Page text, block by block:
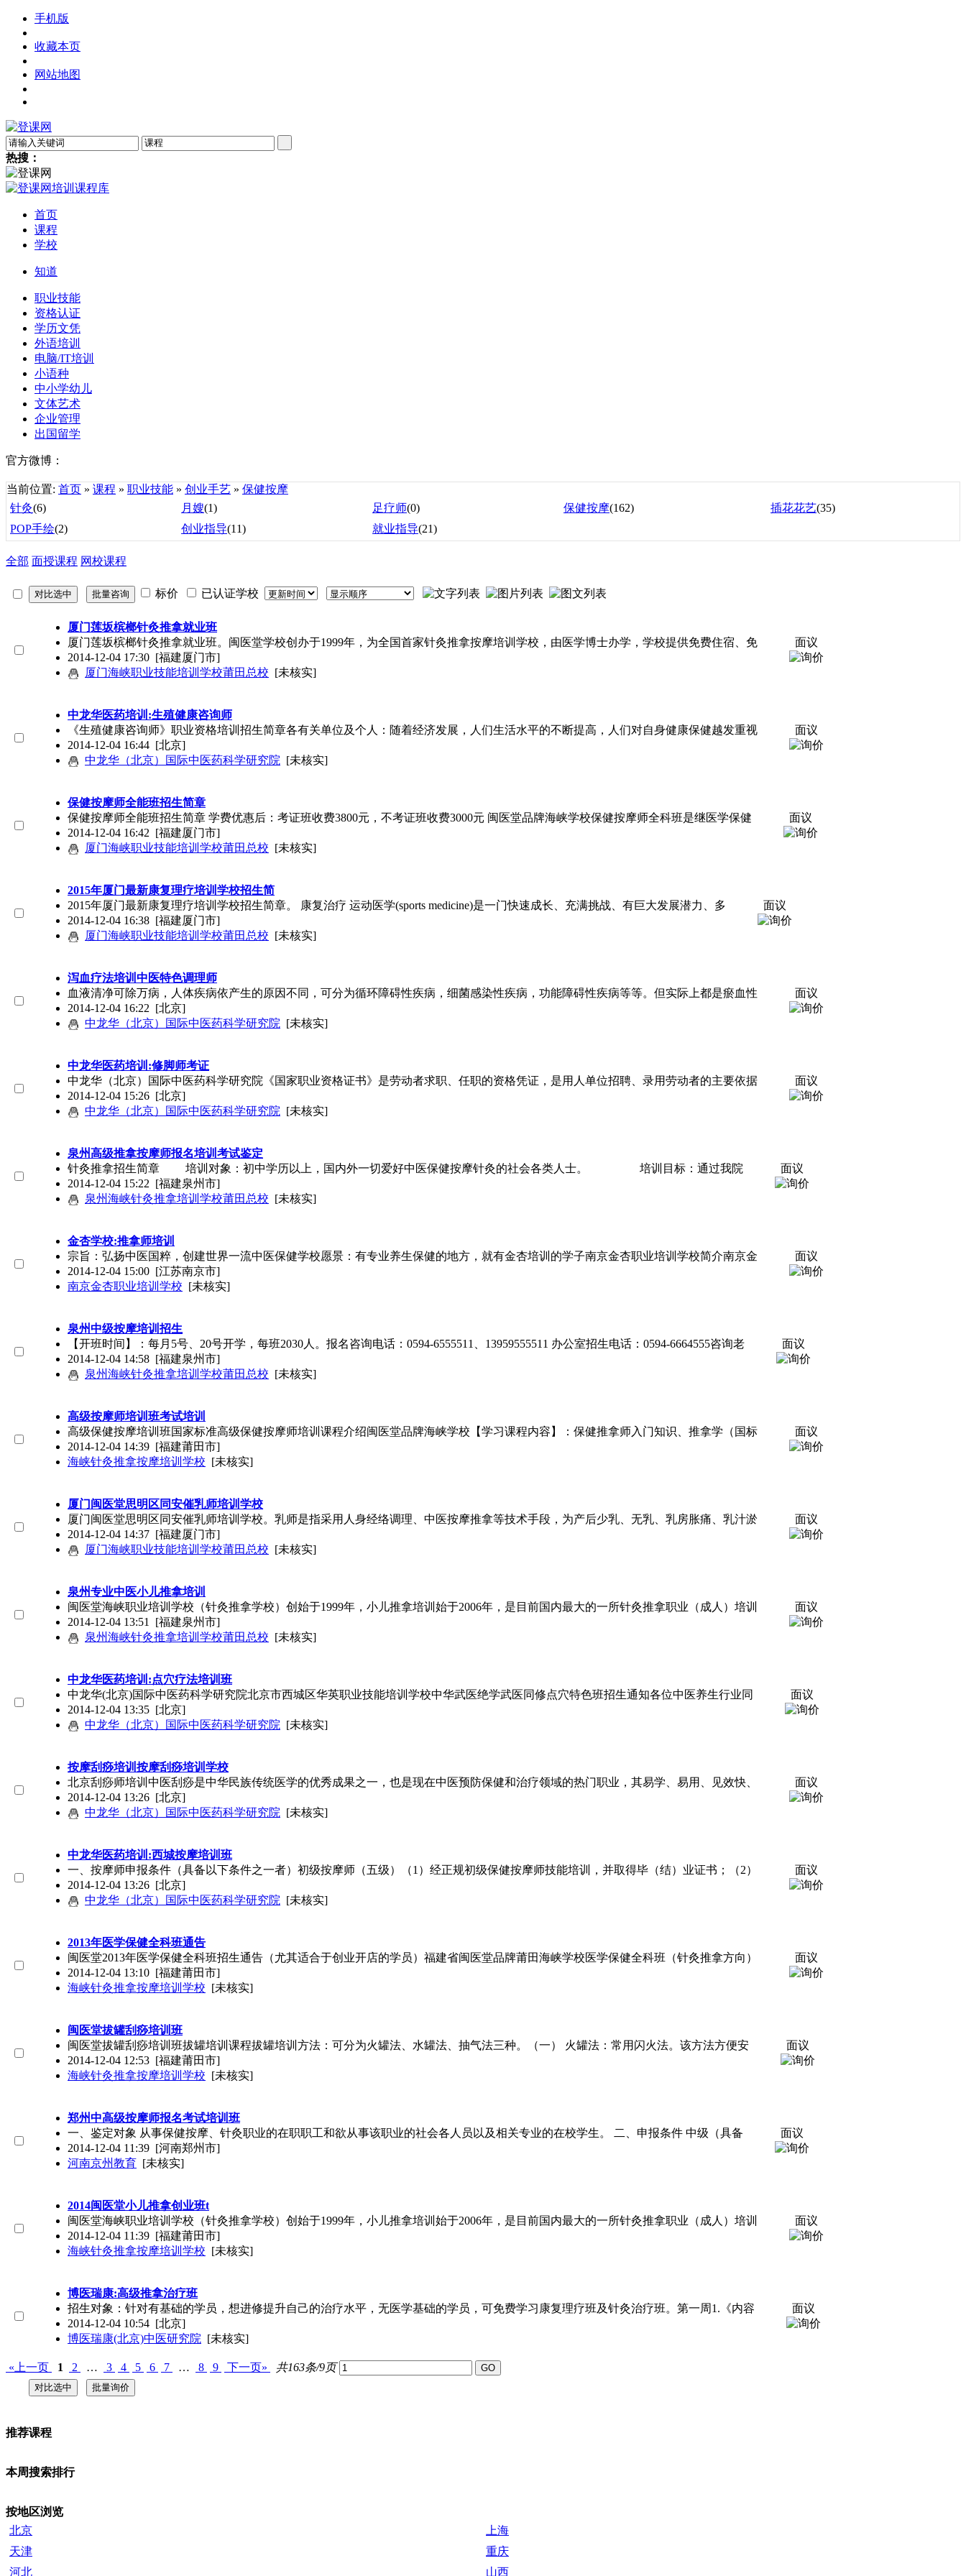
手机版
收藏本页
网站地图
热搜：
首页
课程
学校
知道
职业技能
资格认证
学历文凭
外语培训
电脑/IT培训
小语种
中小学幼儿
文体艺术
企业管理
出国留学
官方微博：
当前位置: 首页 » 课程 » 职业技能 » 创业手艺 » 保健按摩
针灸(6) 月嫂(1) 足疗师(0) 保健按摩(162) 插花花艺(35)
POP手绘(2) 创业指导(11) 就业指导(21)
全部 面授课程 网校课程
标价 已认证学校
厦门莲坂槟榔针灸推拿就业班
厦门莲坂槟榔针灸推拿就业班。闽医堂学校创办于1999年，为全国首家针灸推拿按摩培训学校，由医学博士办学，学校提供免费住宿、免
2014-12-04 17:30 [福建厦门市]
厦门海峡职业技能培训学校莆田总校 [未核实]
面议
中龙华医药培训:生殖健康咨询师
《生殖健康咨询师》职业资格培训招生简章各有关单位及个人：随着经济发展，人们生活水平的不断提高，人们对自身健康保健越发重视
2014-12-04 16:44 [北京]
中龙华（北京）国际中医药科学研究院 [未核实]
面议
保健按摩师全能班招生简章
保健按摩师全能班招生简章 学费优惠后：考证班收费3800元，不考证班收费3000元 闽医堂品牌海峡学校保健按摩师全科班是继医学保健
2014-12-04 16:42 [福建厦门市]
厦门海峡职业技能培训学校莆田总校 [未核实]
面议
2015年厦门最新康复理疗培训学校招生简
2015年厦门最新康复理疗培训学校招生简章。 康复治疗 运动医学(sports medicine)是一门快速成长、充满挑战、有巨大发展潜力、多
2014-12-04 16:38 [福建厦门市]
厦门海峡职业技能培训学校莆田总校 [未核实]
面议
泻血疗法培训中医特色调理师
血液清净可除万病，人体疾病依产生的原因不同，可分为循环障碍性疾病，细菌感染性疾病，功能障碍性疾病等等。但实际上都是瘀血性
2014-12-04 16:22 [北京]
中龙华（北京）国际中医药科学研究院 [未核实]
面议
中龙华医药培训:修脚师考证
中龙华（北京）国际中医药科学研究院《国家职业资格证书》是劳动者求职、任职的资格凭证，是用人单位招聘、录用劳动者的主要依据
2014-12-04 15:26 [北京]
中龙华（北京）国际中医药科学研究院 [未核实]
面议
泉州高级推拿按摩师报名培训考试鉴定
针灸推拿招生简章 培训对象：初中学历以上，国内外一切爱好中医保健按摩针灸的社会各类人士。 培训目标：通过我院
2014-12-04 15:22 [福建泉州市]
泉州海峡针灸推拿培训学校莆田总校 [未核实]
面议
金杏学校:推拿师培训
宗旨：弘扬中医国粹，创建世界一流中医保健学校愿景：有专业养生保健的地方，就有金杏培训的学子南京金杏职业培训学校简介南京金
2014-12-04 15:00 [江苏南京市]
南京金杏职业培训学校 [未核实]
面议
泉州中级按摩培训招生
【开班时间】：每月5号、20号开学，每班2030人。报名咨询电话：0594-6555511、13959555511 办公室招生电话：0594-6664555咨询老
2014-12-04 14:58 [福建泉州市]
泉州海峡针灸推拿培训学校莆田总校 [未核实]
面议
高级按摩师培训班考试培训
高级保健按摩培训班国家标准高级保健按摩师培训课程介绍闽医堂品牌海峡学校【学习课程内容】：保健推拿师入门知识、推拿学（国标
2014-12-04 14:39 [福建莆田市]
海峡针灸推拿按摩培训学校 [未核实]
面议
厦门闽医堂思明区同安催乳师培训学校
厦门闽医堂思明区同安催乳师培训学校。乳师是指采用人身经络调理、中医按摩推拿等技术手段，为产后少乳、无乳、乳房胀痛、乳汁淤
2014-12-04 14:37 [福建厦门市]
厦门海峡职业技能培训学校莆田总校 [未核实]
面议
泉州专业中医小儿推拿培训
闽医堂海峡职业培训学校（针灸推拿学校）创始于1999年，小儿推拿培训始于2006年，是目前国内最大的一所针灸推拿职业（成人）培训
2014-12-04 13:51 [福建泉州市]
泉州海峡针灸推拿培训学校莆田总校 [未核实]
面议
中龙华医药培训:点穴疗法培训班
中龙华(北京)国际中医药科学研究院北京市西城区华英职业技能培训学校中华武医绝学武医同修点穴特色班招生通知各位中医养生行业同
2014-12-04 13:35 [北京]
中龙华（北京）国际中医药科学研究院 [未核实]
面议
按摩刮痧培训按摩刮痧培训学校
北京刮痧师培训中医刮痧是中华民族传统医学的优秀成果之一，也是现在中医预防保健和治疗领域的热门职业，其易学、易用、见效快、
2014-12-04 13:26 [北京]
中龙华（北京）国际中医药科学研究院 [未核实]
面议
中龙华医药培训:西城按摩培训班
一、按摩师申报条件（具备以下条件之一者）初级按摩师（五级）（1）经正规初级保健按摩师技能培训，并取得毕（结）业证书；（2）
2014-12-04 13:26 [北京]
中龙华（北京）国际中医药科学研究院 [未核实]
面议
2013年医学保健全科班通告
闽医堂2013年医学保健全科班招生通告（尤其适合于创业开店的学员）福建省闽医堂品牌莆田海峡学校医学保健全科班（针灸推拿方向）
2014-12-04 13:10 [福建莆田市]
海峡针灸推拿按摩培训学校 [未核实]
面议
闽医堂拔罐刮痧培训班
闽医堂拔罐刮痧培训班拔罐培训课程拔罐培训方法：可分为火罐法、水罐法、抽气法三种。（一） 火罐法：常用闪火法。该方法方便安
2014-12-04 12:53 [福建莆田市]
海峡针灸推拿按摩培训学校 [未核实]
面议
郑州中高级按摩师报名考试培训班
一、鉴定对象 从事保健按摩、针灸职业的在职职工和欲从事该职业的社会各人员以及相关专业的在校学生。 二、申报条件 中级（具备
2014-12-04 11:39 [河南郑州市]
河南京州教育 [未核实]
面议
2014闽医堂小儿推拿创业班t
闽医堂海峡职业培训学校（针灸推拿学校）创始于1999年，小儿推拿培训始于2006年，是目前国内最大的一所针灸推拿职业（成人）培训
2014-12-04 11:39 [福建莆田市]
海峡针灸推拿按摩培训学校 [未核实]
面议
博医瑞康:高级推拿治疗班
招生对象：针对有基础的学员，想进修提升自己的治疗水平，无医学基础的学员，可免费学习康复理疗班及针灸治疗班。第一周1.《内容
2014-12-04 10:54 [北京]
博医瑞康(北京)中医研究院 [未核实]
面议
«上一页 1 2 … 3 4 5 6 7 … 8 9 下一页» 共163条/9页
推荐课程
本周搜索排行
按地区浏览
北京
上海
天津
重庆
河北
山西